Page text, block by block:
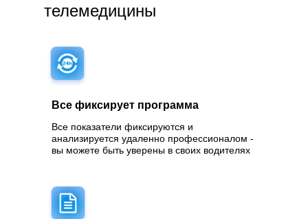
телемедицины
Все показатели фиксируются и
анализируется удаленно профессионалом -
вы можете быть уверены в своих водителях
Все фиксирует программа